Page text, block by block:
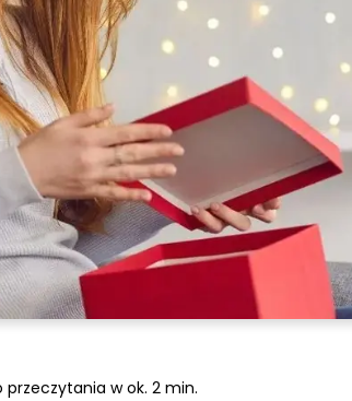
przeczytania w ok. 2 min.